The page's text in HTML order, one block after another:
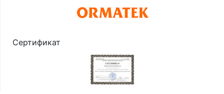
Сертификат